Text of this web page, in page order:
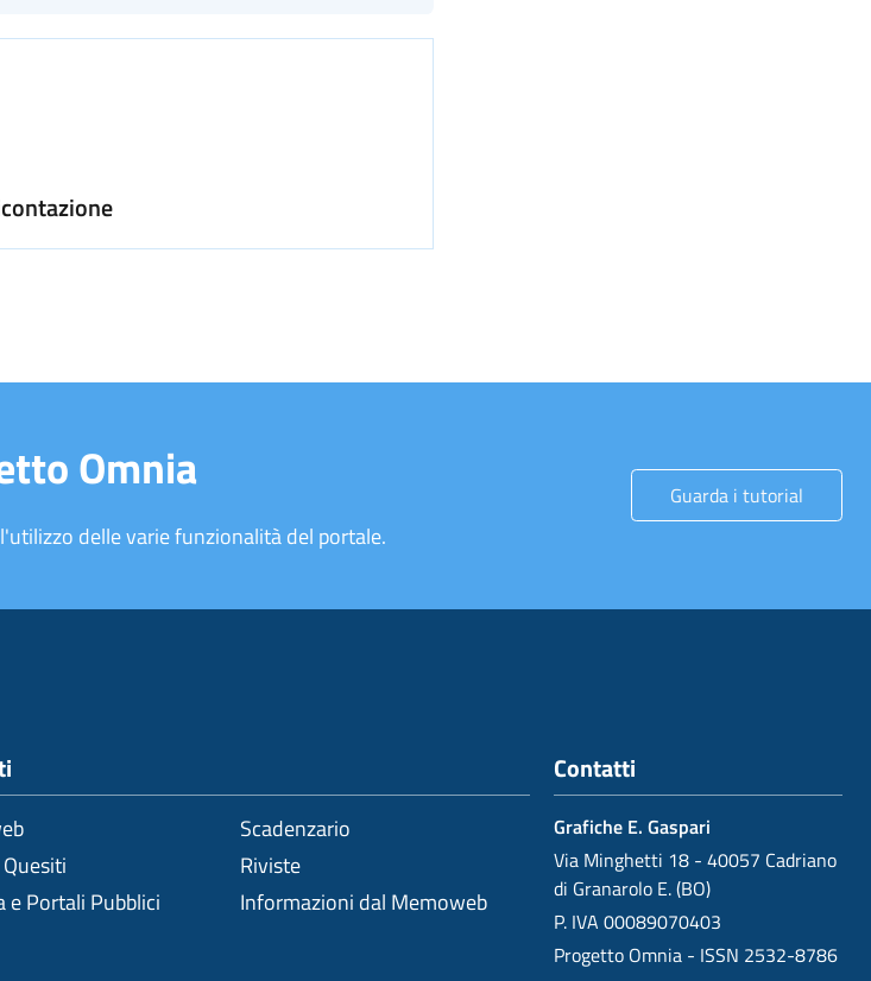
Omnia
delle varie funzionalità del portale.
Guarda i tutorial
e Portali Pubblici
Scadenzario
Riviste
Informazioni dal Memoweb
Contatti
Grafiche E. Gaspari
Via Minghetti 18 - 40057 Cadriano
di Granarolo E. (BO)
P. IVA 00089070403
Progetto Omnia - ISSN 2532-8786